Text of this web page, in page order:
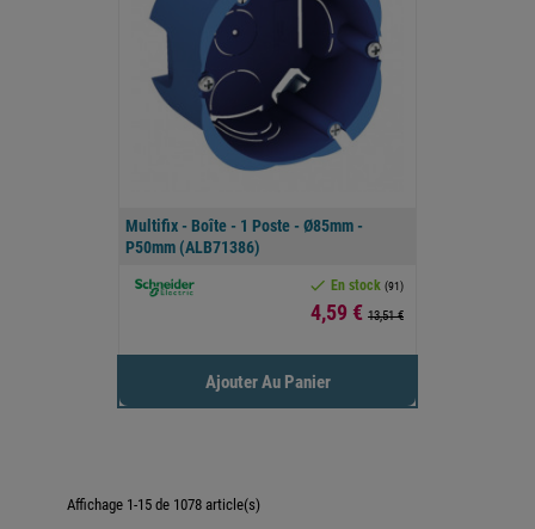
Multifix - Boîte - 1 Poste - Ø85mm -
P50mm (ALB71386)
 En stock (91)
Prix
4,59 € 13,51 €
Ajouter Au Panier
Affichage 1-15 de 1078 article(s)